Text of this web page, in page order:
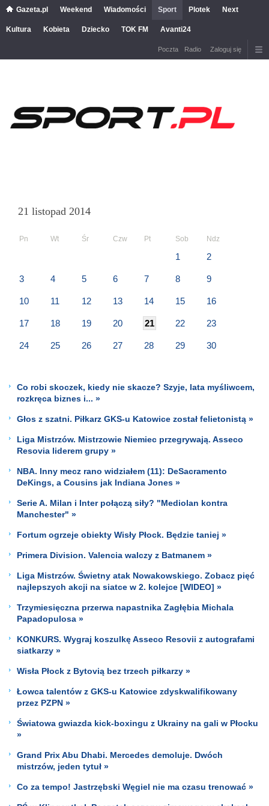
Gazeta.pl Weekend Wiadomości Sport Plotek Next
Kultura Kobieta Dziecko TOK FM Avanti24
Poczta Radio Zaloguj się
21 listopad 2014
Pn Wt Śr Czw Pt Sob Ndz
1 2
3 4 5 6 7 8 9
10 11 12 13 14 15 16
17 18 19 20 21 22 23
24 25 26 27 28 29 30
Co robi skoczek, kiedy nie skacze? Szyje, lata myśliwcem,
rozkręca biznes i... »
Głos z szatni. Piłkarz GKS-u Katowice został felietonistą »
Liga Mistrzów. Mistrzowie Niemiec przegrywają. Asseco
Resovia liderem grupy »
NBA. Inny mecz rano widziałem (11): DeSacramento
DeKings, a Cousins jak Indiana Jones »
Serie A. Milan i Inter połączą siły? "Mediolan kontra
Manchester" »
Fortum ogrzeje obiekty Wisły Płock. Będzie taniej »
Primera Division. Valencia walczy z Batmanem »
Liga Mistrzów. Świetny atak Nowakowskiego. Zobacz pięć
najlepszych akcji na siatce w 2. kolejce [WIDEO] »
Trzymiesięczna przerwa napastnika Zagłębia Michala
Papadopulosa »
KONKURS. Wygraj koszulkę Asseco Resovii z autografami
siatkarzy »
Wisła Płock z Bytovią bez trzech piłkarzy »
Łowca talentów z GKS-u Katowice zdyskwalifikowany
przez PZPN »
Światowa gwiazda kick-boxingu z Ukrainy na gali w Płocku
»
Grand Prix Abu Dhabi. Mercedes demoluje. Dwóch
mistrzów, jeden tytuł »
Co za tempo! Jastrzębski Węgiel nie ma czasu trenować »